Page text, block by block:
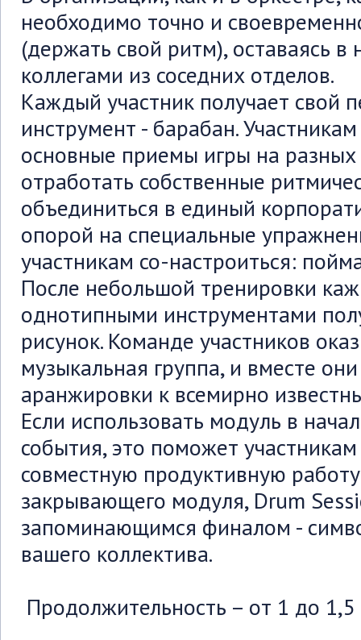
необходимо точно и
(держать свой ритм), оставаясь в
коллегами из соседних отделов.
Каждый участник получает свой
инструмент - барабан.
основные приемы игры на
отработать собственные
объединиться в единый
опорой на специальные
участникам со-настроиться:
После небольшой тренировки
однотипными инструментами
рисунок. Команде участников
музыкальная группа, и вместе
аранжировки к всемирно
Если использовать модуль в
события, это поможет
совместную продуктивную
закрывающего модуля, Drum
запоминающимся финалом -
вашего коллектива.
Продолжительность – от 1 до 1,5